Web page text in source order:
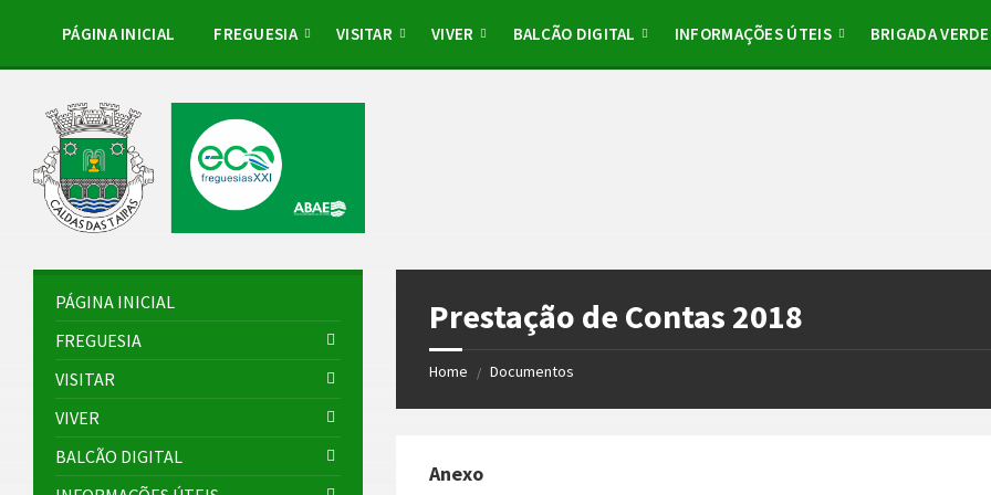
sidebar
PÁGINA INICIAL FREGUESIA VISITAR VIVER BALCÃO DIGITAL INFORMAÇÕES ÚTEIS BRIGADA VERDE
Prestação de Contas 2018
Home / Documentos
Anexo
PÁGINA INICIAL
FREGUESIA
VISITAR
VIVER
BALCÃO DIGITAL